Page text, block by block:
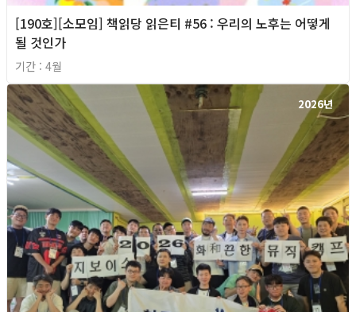
[190호][소모임] 책읽당 읽은티 #56 : 우리의 노후는 어떻게
될 것인가
기간 : 4월
2026년